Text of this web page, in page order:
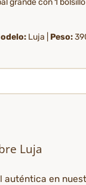
Luja | Peso:
Luja
auténtica en